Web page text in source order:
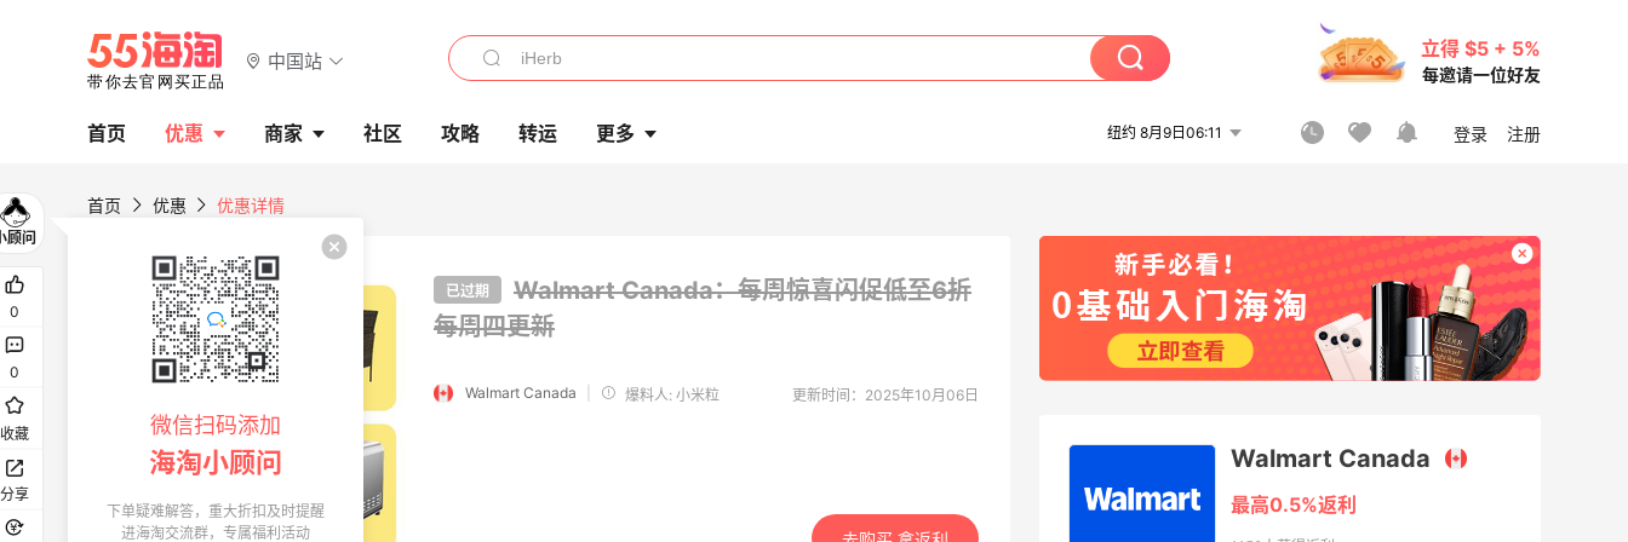
中国站
立得 $5 + 5%
每邀请一位好友
首页 优惠 商家 社区 攻略 转运 更多 纽约 8月9日06:11 登录 注册
首页 优惠 优惠详情
已过期
Walmart Canada：每周惊喜闪促低至6折
每周四更新
Walmart Canada 爆料人: 小米粒 更新时间：2025年10月06日
Walmart Canada
最高0.5%返利
0
0
收藏
分享
微信扫码添加
海淘小顾问
下单疑难解答，重大折扣及时提醒
进海淘交流群，专属福利活动